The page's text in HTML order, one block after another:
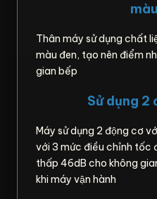
Thân máy sử dụng chất
màu đen, tạo nên điểm
gian bếp
Sử dụng 2
Máy sử dụng 2 động cơ
với 3 mức điều chỉnh tốc
thấp 46dB cho không
khi máy vận hành